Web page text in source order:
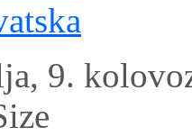
9.